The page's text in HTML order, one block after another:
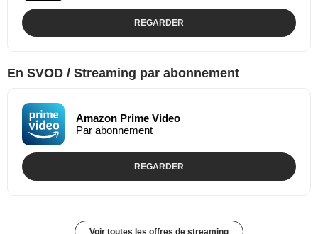
REGARDER
En SVOD / Streaming par abonnement
Amazon Prime Video
Par abonnement
REGARDER
Voir toutes les offres de streaming